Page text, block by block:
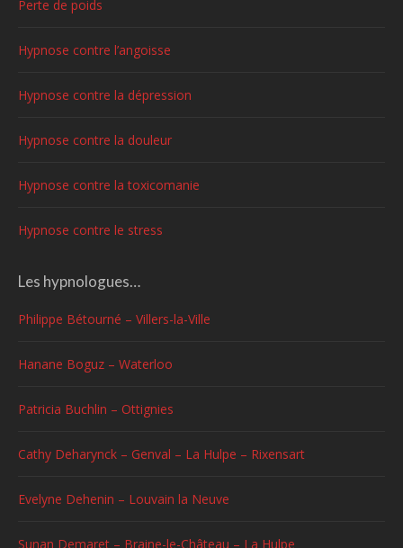
Perte de poids
Hypnose contre l’angoisse
Hypnose contre la dépression
Hypnose contre la douleur
Hypnose contre la toxicomanie
Hypnose contre le stress
Les hypnologues…
Philippe Bétourné – Villers-la-Ville
Hanane Boguz – Waterloo
Patricia Buchlin – Ottignies
Cathy Deharynck – Genval – La Hulpe – Rixensart
Evelyne Dehenin – Louvain la Neuve
Sunan Demaret – Braine-le-Château – La Hulpe